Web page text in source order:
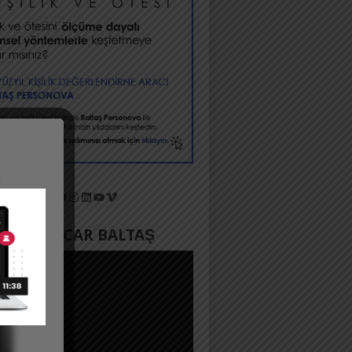
Facebook
Instagram
LinkedIn
YouTube
Vimeo
ACAR BALTAŞ